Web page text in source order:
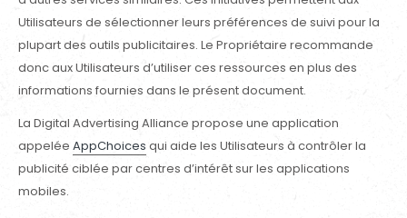
Utilisateurs de sélectionner leurs préférences de suivi pour la
plupart des outils publicitaires. Le Propriétaire recommande
donc aux Utilisateurs d’utiliser ces ressources en plus des
informations fournies dans le présent document.
La Digital Advertising Alliance propose une application
appelée AppChoices qui aide les Utilisateurs à contrôler la
publicité ciblée par centres d’intérêt sur les applications
mobiles.